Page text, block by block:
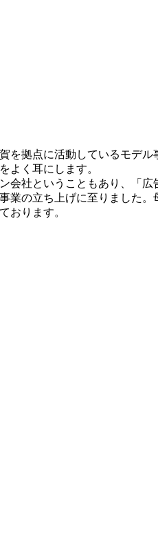
を拠点に活動しているモデ
よく耳にします。
会社ということもあり、「
業の立ち上げに至りました
おります。